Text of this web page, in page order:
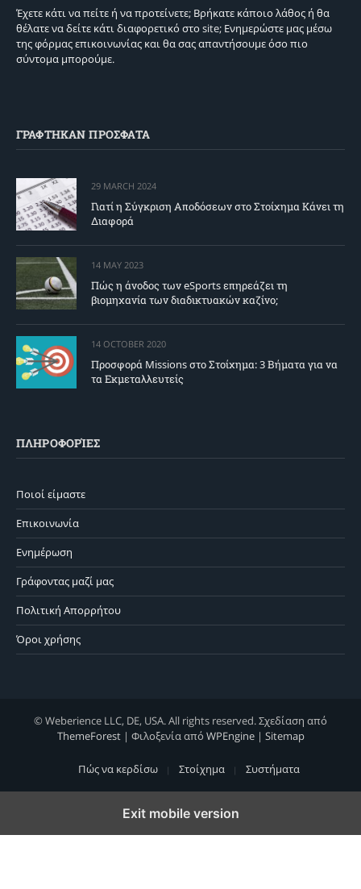
Έχετε κάτι να πείτε ή να προτείνετε; Βρήκατε κάποιο λάθος ή θα
θέλατε να δείτε κάτι διαφορετικό στο site; Ενημερώστε μας μέσω
της φόρμας επικοινωνίας και θα σας απαντήσουμε όσο πιο
σύντομα μπορούμε.
ΓΡΑΦΤΗΚΑΝ ΠΡΟΣΦΑΤΑ
29 MARCH 2024
Γιατί η Σύγκριση Αποδόσεων στο Στοίχημα Κάνει τη
Διαφορά
14 MAY 2023
Πώς η άνοδος των eSports επηρεάζει τη
βιομηχανία των διαδικτυακών καζίνο;
14 OCTOBER 2020
Προσφορά Missions στο Στοίχημα: 3 Βήματα για να
τα Εκμεταλλευτείς
ΠΛΗΡΟΦΟΡΊΕΣ
Ποιοί είμαστε
Επικοινωνία
Ενημέρωση
Γράφοντας μαζί μας
Πολιτική Απορρήτου
Όροι χρήσης
© Weberience LLC, DE, USA. All rights reserved. Σχεδίαση από
ThemeForest| Φιλοξενία από WPEngine| Sitemap
Πώς να κερδίσω Στοίχημα Συστήματα
Exit mobile version